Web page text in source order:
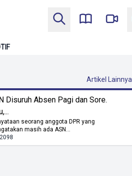
Artikel Lainnya
Disuruh Absen Pagi dan Sore.
seorang anggota DPR yang
masih ada ASN...